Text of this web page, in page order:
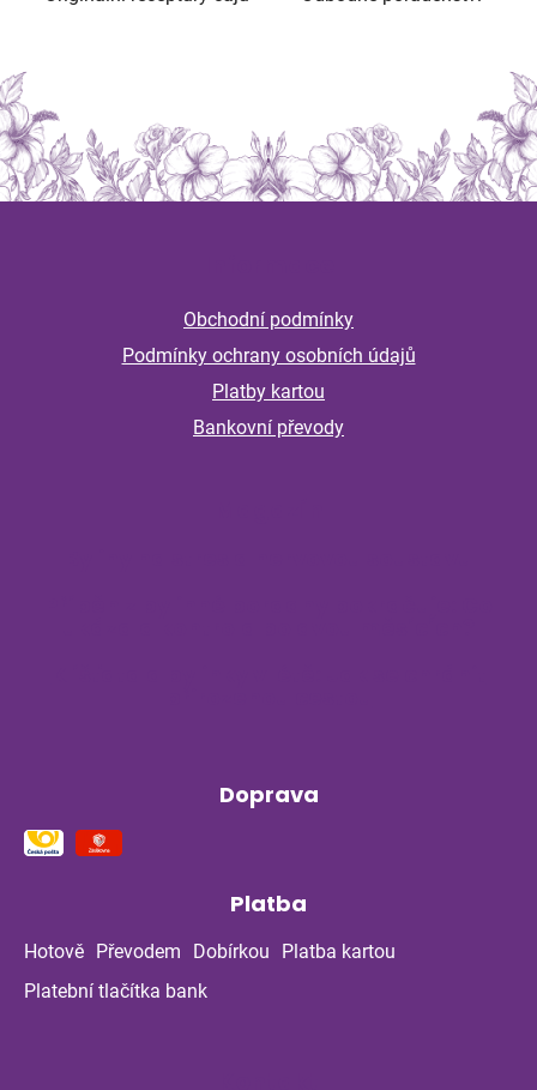
Z
Obchodní podmínky
Podmínky ochrany osobních údajů
Platby kartou
Bankovní převody
Doprava
Platba
Hotově Převodem Dobírkou
Platba kartou
Platební tlačítka bank